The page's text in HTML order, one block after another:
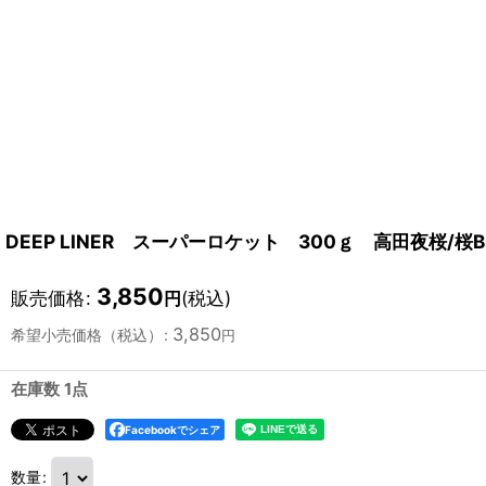
DEEP LINER スーパーロケット 300ｇ 高田夜桜/桜
販売価格: 3,850 円 (税込)
希望小売価格（税込） : 3,850円
在庫数 1点
Facebookでシェア
数量: